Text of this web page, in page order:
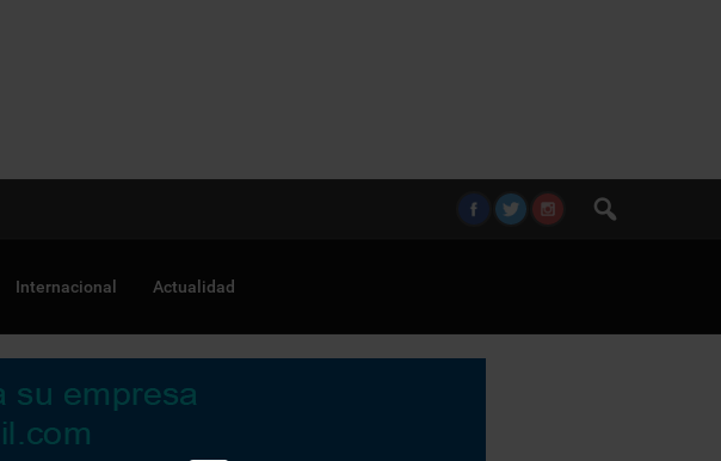
Internacional Actualidad